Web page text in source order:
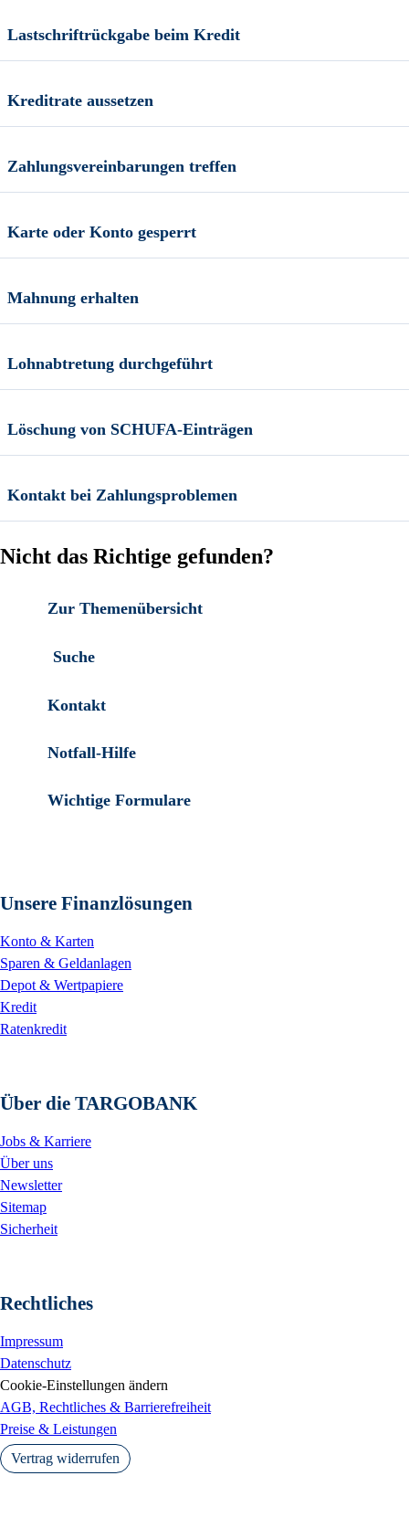
Lastschriftrückgabe beim Kredit
Kreditrate aussetzen
Zahlungsvereinbarungen treffen
Karte oder Konto gesperrt
Mahnung erhalten
Lohnabtretung durchgeführt
Löschung von SCHUFA-Einträgen
Kontakt bei Zahlungsproblemen
Nicht das Richtige gefunden?
Zur Themenübersicht
Suche
Kontakt
Notfall-Hilfe
Wichtige Formulare
Unsere Finanzlösungen
Konto & Karten
Sparen & Geldanlagen
Depot & Wertpapiere
Kredit
Ratenkredit
Über die TARGOBANK
Jobs & Karriere
Über uns
Newsletter
Sitemap
Sicherheit
Rechtliches
Impressum
Datenschutz
Cookie-Einstellungen ändern
AGB, Rechtliches & Barrierefreiheit
Preise & Leistungen
Vertrag widerrufen